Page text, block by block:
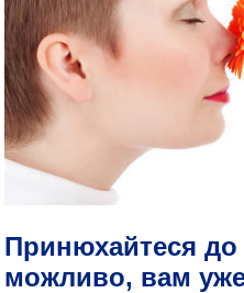
Принюхайтеся до
можливо, вам уже